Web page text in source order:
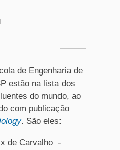
de Engenharia de
estão na lista dos
do mundo, ao
com publicação
. São eles:
de Carvalho -